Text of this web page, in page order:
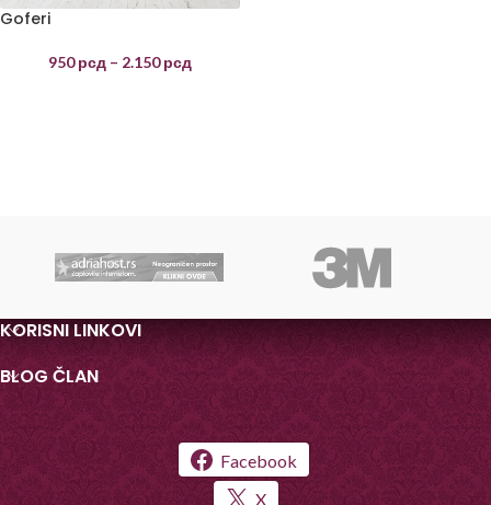
Goferi
950рсд – 2.150рсд
KORISNI LINKOVI
BLOG ČLAN
Facebook
X